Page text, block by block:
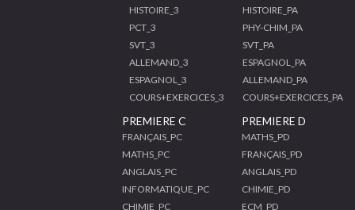
HISTOIRE_3
PCT_3
SVT_3
ALLEMAND_3
ESPAGNOL_3
COURS+EXERCICES_3
HISTOIRE_PA
PHY-CHIM_PA
SVT_PA
ESPAGNOL_PA
ALLEMAND_PA
COURS+EXERCICES_PA
PREMIERE C
FRANÇAIS_PC
MATHS_PC
ANGLAIS_PC
INFORMATIQUE_PC
CHIMIE_PC
PREMIERE D
MATHS_PD
FRANÇAIS_PD
ANGLAIS_PD
CHIMIE_PD
ECM_PD